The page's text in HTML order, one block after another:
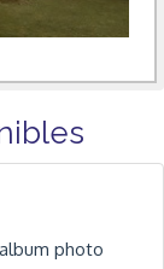
photo